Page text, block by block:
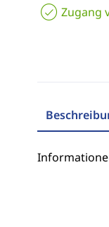
Zugang